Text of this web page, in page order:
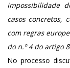
impossibilidade
casos concretos,
com regras
do n.º 4 do artigo
No processo